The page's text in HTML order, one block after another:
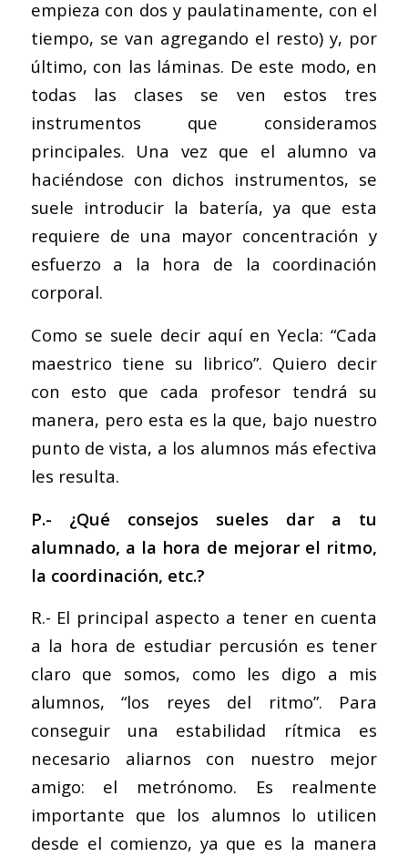
empieza con dos y paulatinamente, con el
tiempo, se van agregando el resto) y, por
último, con las láminas. De este modo, en
todas las clases se ven estos tres
instrumentos que consideramos
principales. Una vez que el alumno va
haciéndose con dichos instrumentos, se
suele introducir la batería, ya que esta
requiere de una mayor concentración y
esfuerzo a la hora de la coordinación
corporal.
Como se suele decir aquí en Yecla: “Cada
maestrico tiene su librico”. Quiero decir
con esto que cada profesor tendrá su
manera, pero esta es la que, bajo nuestro
punto de vista, a los alumnos más efectiva
les resulta.
P.- ¿Qué consejos sueles dar a tu
alumnado, a la hora de mejorar el ritmo,
la coordinación, etc.?
R.- El principal aspecto a tener en cuenta
a la hora de estudiar percusión es tener
claro que somos, como les digo a mis
alumnos, “los reyes del ritmo”. Para
conseguir una estabilidad rítmica es
necesario aliarnos con nuestro mejor
amigo: el metrónomo. Es realmente
importante que los alumnos lo utilicen
desde el comienzo, ya que es la manera